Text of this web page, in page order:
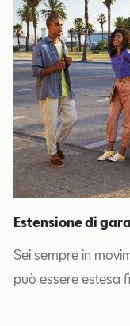
Estensione di
Sei sempre in
può essere estesa